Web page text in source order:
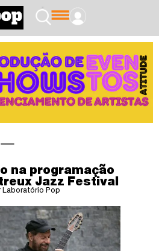
na programação
Jazz Festival
Laboratório Pop